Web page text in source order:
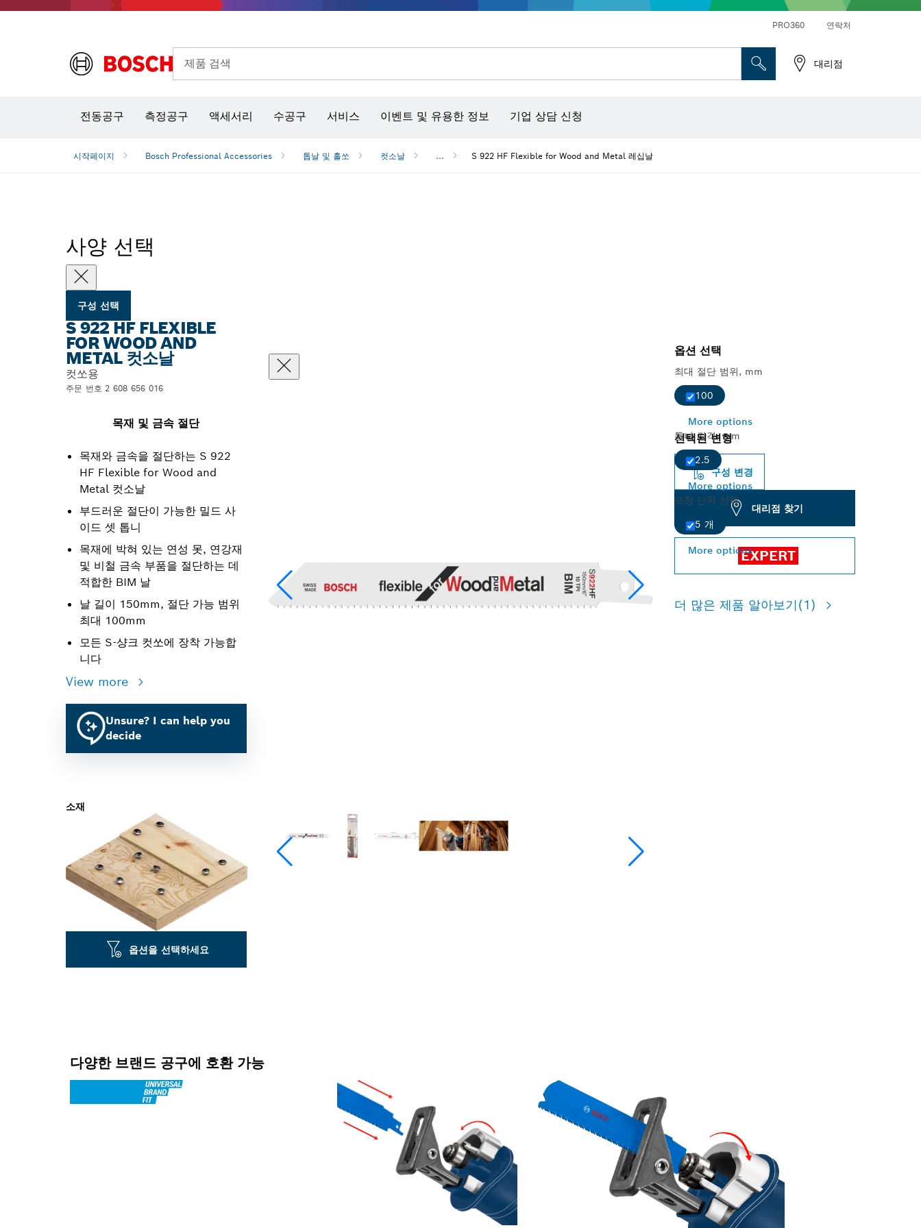
PRO360 연락처
제품 검색 대리점
전동공구 측정공구 액세서리 수공구 서비스 이벤트 및 유용한 정보 기업 상담 신청
시작페이지 Bosch Professional Accessories 톱날 및 홀쏘 컷소날 ... S 922 HF Flexible for Wood and Metal 레십날
사양 선택
구성 선택
S 922 HF FLEXIBLE
FOR WOOD AND
METAL 컷소날
컷쏘용
주문 번호 2 608 656 016
목재 및 금속 절단
목재와 금속을 절단하는 S 922
HF Flexible for Wood and
Metal 컷소날
부드러운 절단이 가능한 밀드 사
이드 셋 톱니
목재에 박혀 있는 연성 못, 연강재
및 비철 금속 부품을 절단하는 데
적합한 BIM 날
날 길이 150mm, 절단 가능 범위
최대 100mm
모든 S-샹크 컷쏘에 장착 가능합
니다
View more
Unsure? I can help you
decide
소재
옵션을 선택하세요
옵션 선택
최대 절단 범위, mm
100
More options
톱니 간격, mm
2.5
More options
포장 단위 선택
5 개
More options
선택된 변형
구성 변경
대리점 찾기
EXPERT
더 많은 제품 알아보기(1)
다양한 브랜드 공구에 호환 가능